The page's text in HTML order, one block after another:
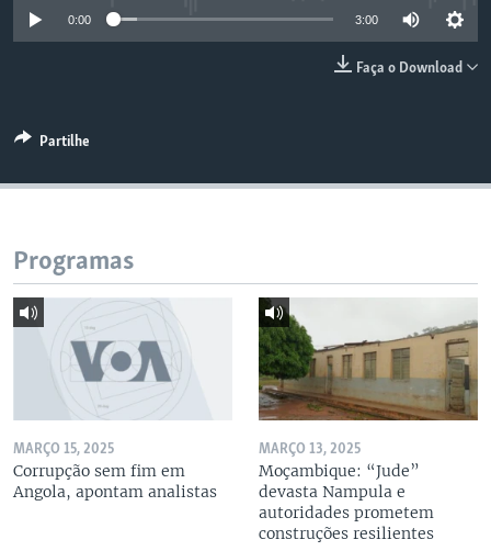
0:00 3:00
Faça o Download
Partilhe
Programas
MARÇO 15, 2025
Corrupção sem fim em
Angola, apontam analistas
MARÇO 13, 2025
Moçambique: “Jude”
devasta Nampula e
autoridades prometem
construções resilientes